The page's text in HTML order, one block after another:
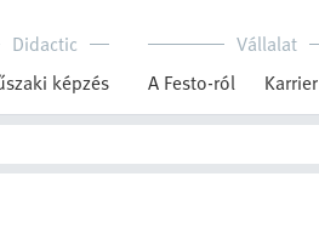
Didactic
képzés
Vállalat
A Festo-ról
Karrier